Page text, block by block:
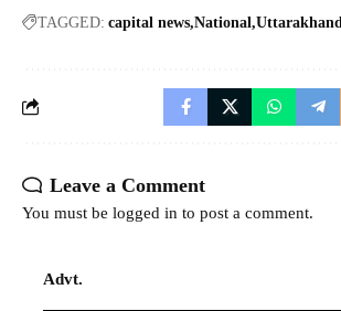
TAGGED: capital news National Uttarakhand
Leave a Comment
You must be logged in to post a comment.
Advt.